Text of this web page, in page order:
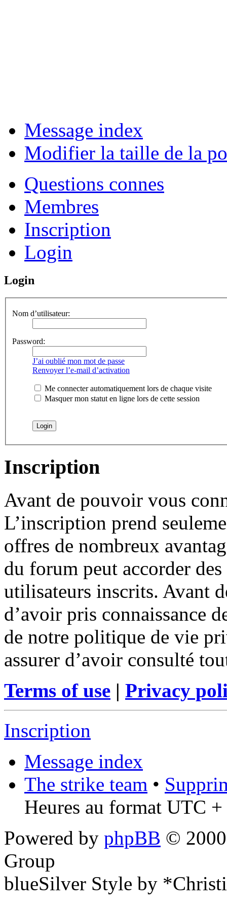
Message index
Modifier la taille de la
Questions connes
Membres
Inscription
Login
Login
Nom d’utilisateur:
Password:
J’ai oublié mon mot de passe
Renvoyer l’e-mail d’activation
Me connecter automatiquement lors de chaque visite
Masquer mon statut en ligne lors de cette session
Inscription
Avant de pouvoir vous
L’inscription prend
offres de nombreux
du forum peut accorder
utilisateurs inscrits. Avant
d’avoir pris connaissance
de notre politique de vie
assurer d’avoir consulté
Terms of use | Privacy
Inscription
Message index
The strike team •
Heures au format UTC
Powered by phpBB ©
Group
blueSilver Style by